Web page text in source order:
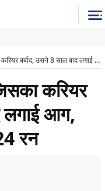
8 साल बाद लगाई आग, सिर्फ 48 गेंदों में ठोके 124 रन
करियर
लगाई आग,
रन